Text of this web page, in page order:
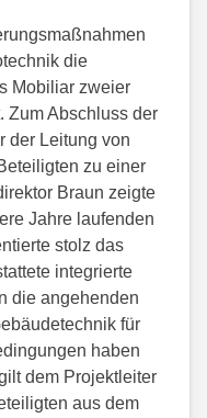
die
Mobiliar zweier
Zum Abschluss der
der Leitung von
zu einer
Braun zeigte
Jahre laufenden
stolz das
integrierte
die angehenden
für
haben
dem Projektleiter
aus dem